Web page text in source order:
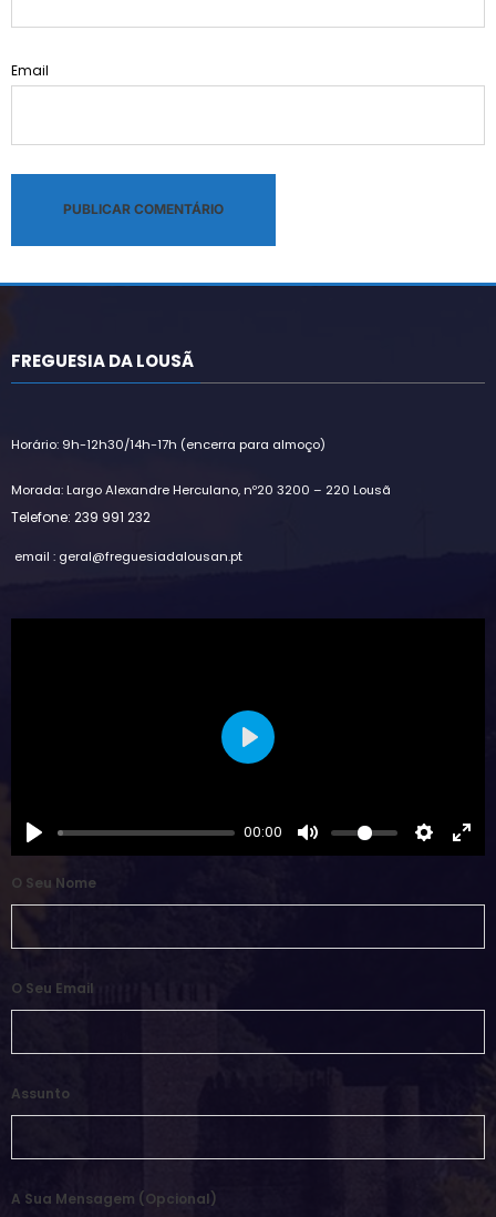
Email
FREGUESIA DA LOUSÃ
Horário: 9h-12h30/14h-17h (encerra para almoço)
Morada: Largo Alexandre Herculano, nº20 3200 – 220 Lousã
Telefone: 239 991 232
email : geral@freguesiadalousan.pt
00:00
Play
O Seu Nome
O Seu Email
Assunto
A Sua Mensagem (opcional)